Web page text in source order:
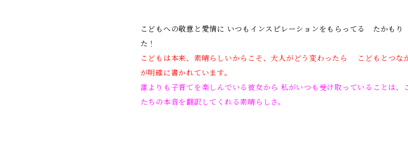
こどもへの敬意と愛情に いつもインスピレーションをもらってる たかもり
た！
こどもは本来、素晴らしいからこそ、大人がどう変わったら こどもとつな
が明確に書かれています。
誰よりも子育てを楽しんでいる彼女から 私がいつも受け取っていることは、
たちの本音を翻訳してくれる素晴らしさ。